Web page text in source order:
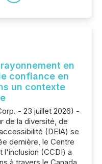
en
confiance en
un contexte
- 23 juillet 2026) -
de la diversité, de
(DEIA) se
dernière, le Centre
l'inclusion (CCDI) a